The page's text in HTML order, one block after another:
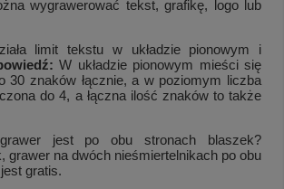
wygrawerować tekst, grafikę, logo lub
limit tekstu w układzie pionowym i
W układzie pionowym mieści się
30 znaków łącznie, a w poziomym liczba
do 4, a łączna ilość znaków to także
jest po obu stronach blaszek?
grawer na dwóch nieśmiertelnikach po obu
gratis.